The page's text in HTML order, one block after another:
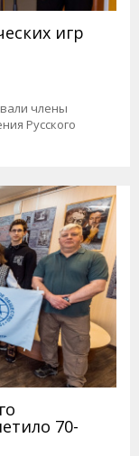
игр
члены
Русского
70-